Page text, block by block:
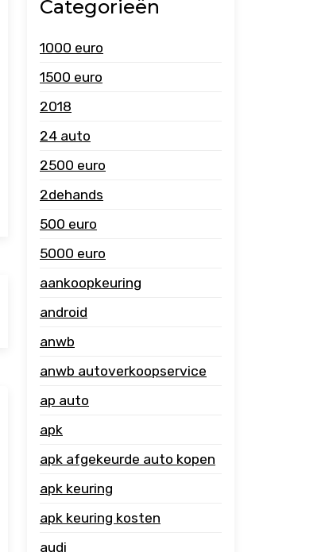
Categorieën
1000 euro
1500 euro
2018
24 auto
2500 euro
2dehands
500 euro
5000 euro
aankoopkeuring
android
anwb
anwb autoverkoopservice
ap auto
apk
apk afgekeurde auto kopen
apk keuring
apk keuring kosten
audi